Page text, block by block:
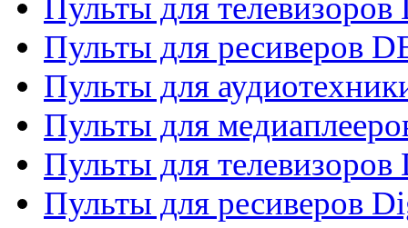
Пульты для телевизоров
Пульты для ресиверов
Пульты для
Пульты для
Пульты для телевизоров
Пульты для ресиверов